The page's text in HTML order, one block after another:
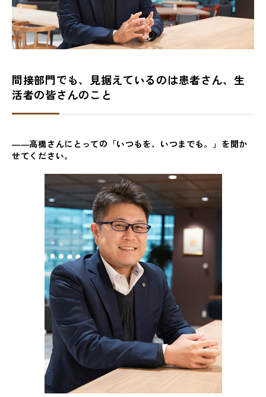
間接部門でも、見据えているのは患者さん、生
活者の皆さんのこと
――高橋さんにとっての「いつもを、いつまでも。」を聞か
せてください。